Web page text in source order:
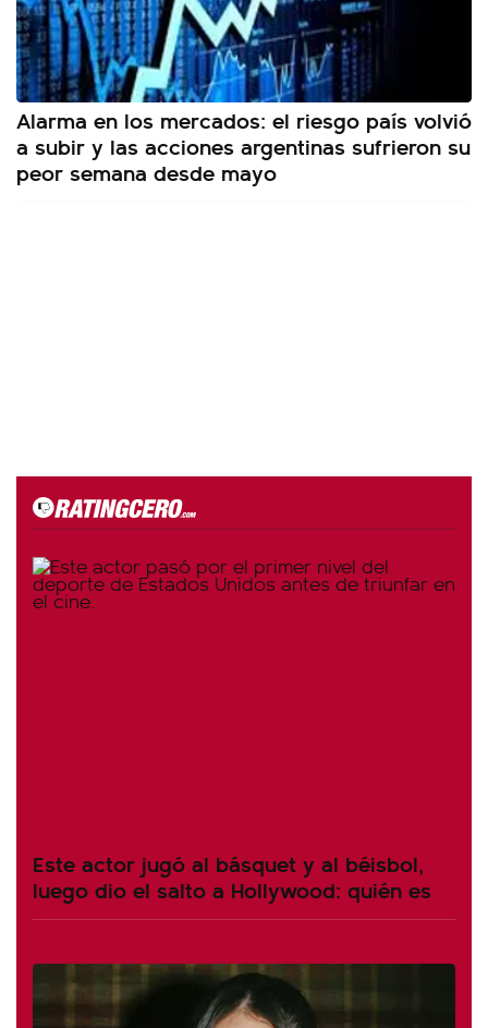
Alarma en los mercados: el riesgo país volvió
a subir y las acciones argentinas sufrieron su
peor semana desde mayo
Este actor jugó al básquet y al béisbol,
luego dio el salto a Hollywood: quién es